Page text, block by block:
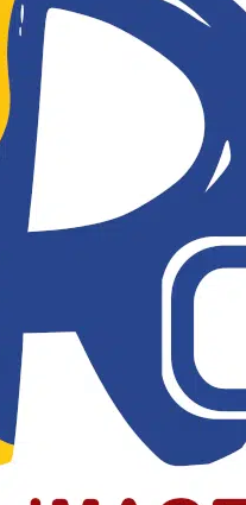
Periodista y
social en
Chiquinquirá
la confirmación en el